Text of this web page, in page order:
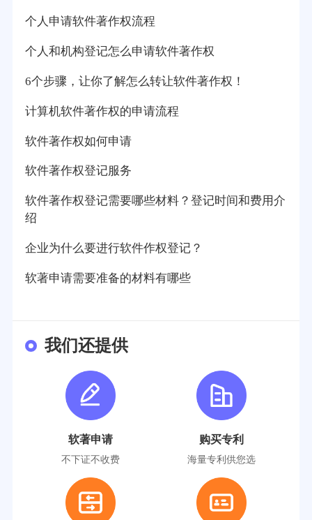
个人申请软件著作权流程
个人和机构登记怎么申请软件著作权
6个步骤，让你了解怎么转让软件著作权！
计算机软件著作权的申请流程
软件著作权如何申请
软件著作权登记服务
软件著作权登记需要哪些材料？登记时间和费用介
绍
企业为什么要进行软件作权登记？
软著申请需要准备的材料有哪些
我们还提供
软著申请
不下证不收费
购买专利
海量专利供您选